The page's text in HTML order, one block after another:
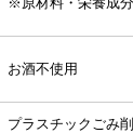
お酒不使用
プラスチックごみ